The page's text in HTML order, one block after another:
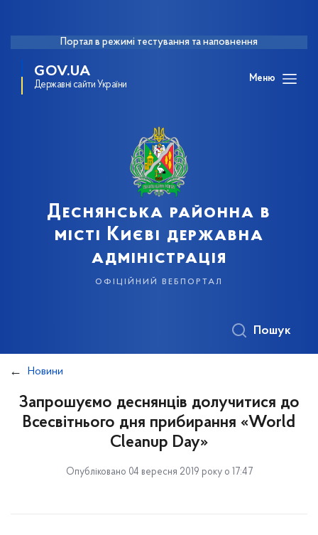
Портал в режимі тестування та наповнення
GOV.UA
Державні сайти України
Меню
Деснянська районна в
місті Києві державна
адміністрація
офіційний вебпортал
Пошук
Новини
Запрошуємо деснянців долучитися до
Всесвітнього дня прибирання «World
Cleanup Day»
Опубліковано 04 вересня 2019 року о 17:47